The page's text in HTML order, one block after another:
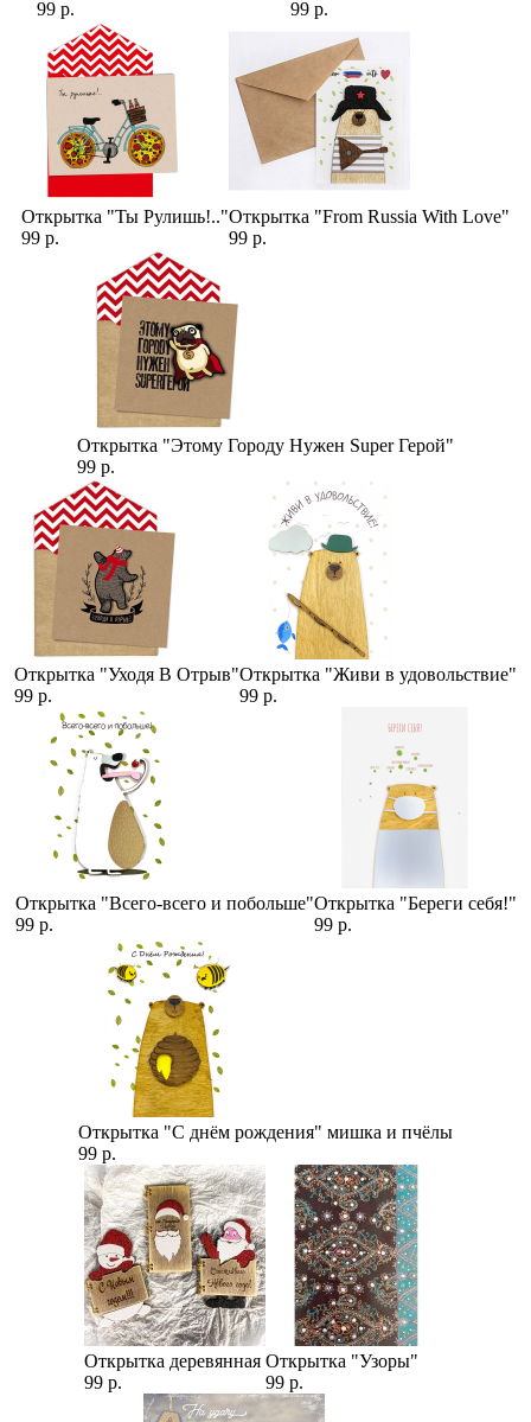
99 р. 99 р.
Открытка "Ты Рулишь!.."
99 р.
Открытка "From Russia With Love"
99 р.
Открытка "Этому Городу Нужен Super Герой"
99 р.
Открытка "Уходя В Отрыв"
99 р.
Открытка "Живи в удовольствие"
99 р.
Открытка "Всего-всего и побольше"
99 р.
Открытка "Береги себя!"
99 р.
Открытка "С днём рождения" мишка и пчёлы
99 р.
Открытка деревянная
99 р.
Открытка "Узоры"
99 р.